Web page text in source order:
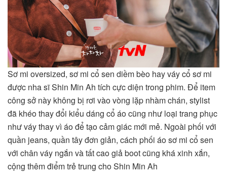
Sơ mi oversized, sơ mi cổ sen diềm bèo hay váy cổ sơ mi
được nha sĩ Shin Min Ah tích cực diện trong phim. Để item
công sở này không bị rơi vào vòng lặp nhàm chán, stylist
đã khéo thay đổi kiểu dáng cổ áo cũng như loại trang phục
như váy thay vì áo để tạo cảm giác mới mẻ. Ngoài phối với
quần jeans, quần tây đơn giản, cách phối áo sơ mi cổ sen
với chân váy ngắn và tất cao giả boot cũng khá xinh xắn,
cộng thêm điểm trẻ trung cho Shin Min Ah